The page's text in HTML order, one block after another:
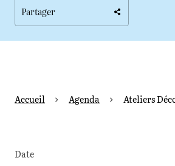
Partager
Accueil Agenda Ateliers
Date